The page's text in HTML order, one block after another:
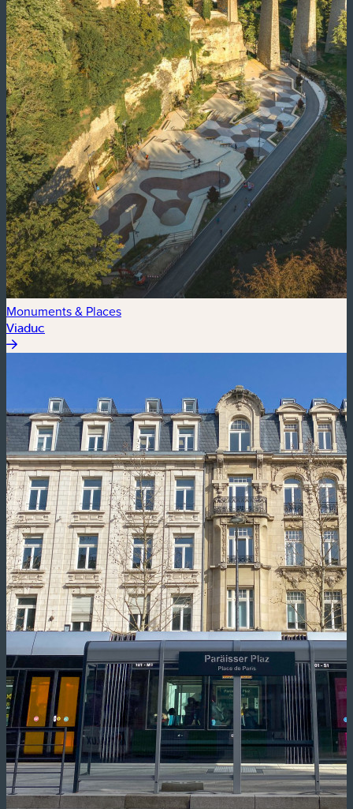
Monuments & Places
Viaduc